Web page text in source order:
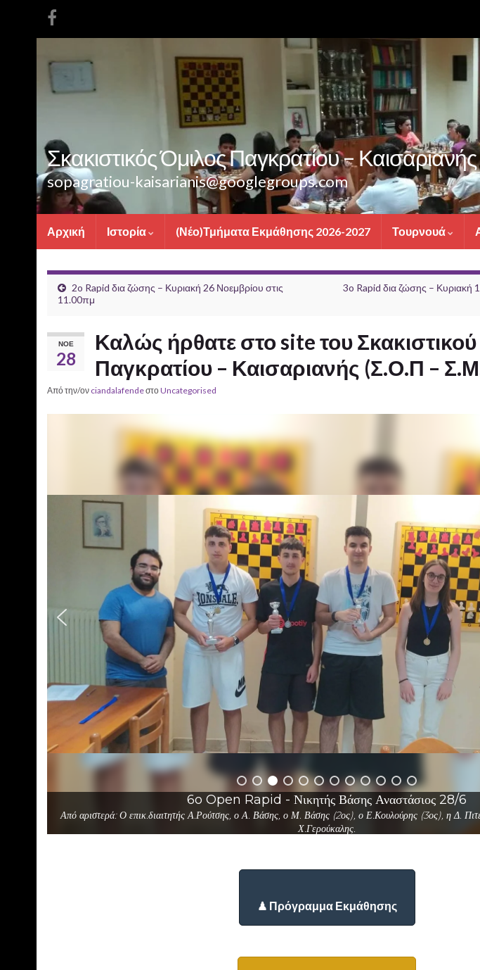
Σκακιστικός Όμιλος Παγκρατίου –
sopagratiou-kaisarianis@googlegroups.com
Αρχική Ιστορία (Νέο)Τμήματα Εκμάθησης 2026-2027 Τουρνουά
2o Rapid δια ζώσης – Κυριακή 26 Νοεμβρίου στις
11.00πμ
3o Rapid δια ζώσης – Κυριακή
ΝΟΈ
28
Καλώς ήρθατε στο site του
Παγκρατίου – Καισαριανής (Σ.Ο.Π –
Από την/ον ciandalafendeστοUncategorised
6o Open Rapid - Νικητής Βάσης Αναστάσιος 28/6
Από αριστερά: Ο επικ.διαιτητής Α.Ρούτσης, ο Α. Βάσης, ο Μ. Βάσης (2ος), ο Ε.Κουλούρης (3ος), η Δ.
Χ.Γερούκαλης.
♟ Πρόγραμμα Εκμάθησης